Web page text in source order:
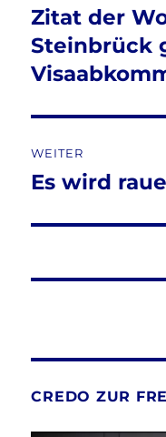
Vorheriger
Beitrag:
Zitat der
Steinbrück
WEITER
Nächster
Es wird
CREDO ZUR